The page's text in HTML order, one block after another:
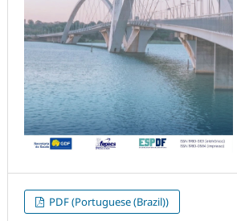
PDF (Portuguese (Brazil))